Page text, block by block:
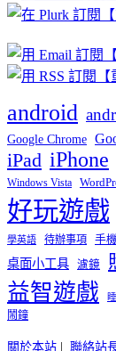
類
android
Google Chrome
iPad iPhone
Windows Vista
好玩遊戲
學英語 待辦事項 手
桌面小工具 濾鏡
益智遊戲
鬧鐘
關於本站 | 聯絡站